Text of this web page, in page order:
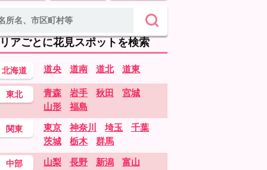
アごとに花見スポットを検索
北海道 道央 道南 道北 道東
東北 青森 岩手 秋田
宮城
山形
福島
関東 東京 神奈川 埼玉
千葉
茨城
栃木 群馬
中部 山梨 長野 新潟
富山